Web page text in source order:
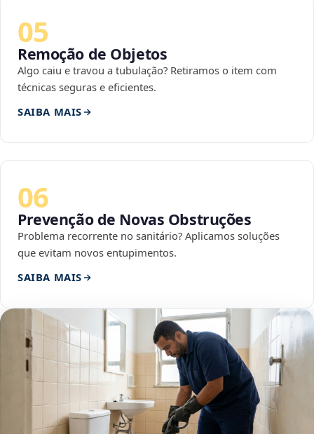
05
Remoção de Objetos
Algo caiu e travou a tubulação? Retiramos o item com
técnicas seguras e eficientes.
SAIBA MAIS
06
Prevenção de Novas Obstruções
Problema recorrente no sanitário? Aplicamos soluções
que evitam novos entupimentos.
SAIBA MAIS